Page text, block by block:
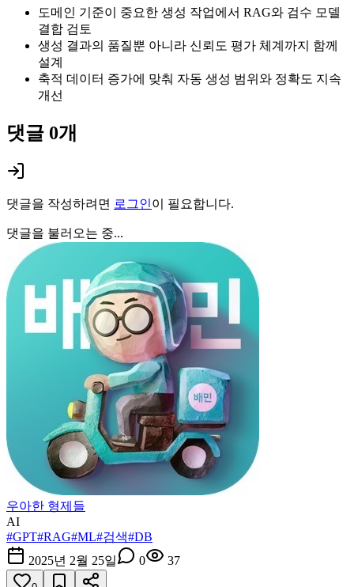
도메인 기준이 중요한 생성 작업에서 RAG와 검수 모델
결합 검토
생성 결과의 품질뿐 아니라 신뢰도 평가 체계까지 함께
설계
축적 데이터 증가에 맞춰 자동 생성 범위와 정확도 지속
개선
댓글 0개
댓글을 작성하려면 로그인이 필요합니다.
댓글을 불러오는 중...
우아한 형제들
AI
#GPT#RAG#ML#검색#DB
2025년 2월 25일
0 37